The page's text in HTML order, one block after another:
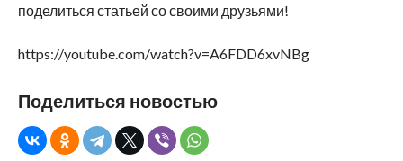
поделиться статьей со своими друзьями!
https://youtube.com/watch?v=A6FDD6xvNBg
Поделиться новостью